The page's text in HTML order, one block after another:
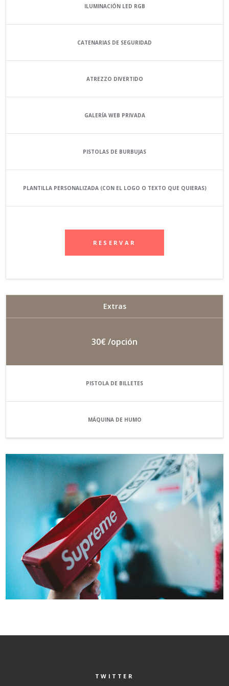
ILUMINACIÓN LED RGB
CATENARIAS DE SEGURIDAD
ATREZZO DIVERTIDO
GALERÍA WEB PRIVADA
PISTOLAS DE BURBUJAS
PLANTILLA PERSONALIZADA (CON EL LOGO O TEXTO QUE QUIERAS)
RESERVAR
Extras
30€ /opción
PISTOLA DE BILLETES
MÁQUINA DE HUMO
TWITTER